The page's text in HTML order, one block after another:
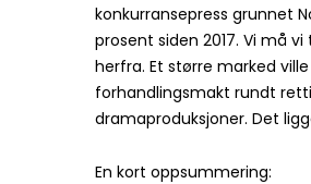
konkurransepress grunnet
prosent siden 2017. Vi må
herfra. Et større marked
forhandlingsmakt rundt
dramaproduksjoner. Det
En kort oppsummering: